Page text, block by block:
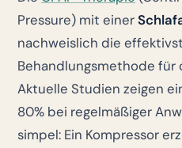
Pressure) mit einer
nachweislich die
Behandlungsmethode
Aktuelle Studien zeigen
80% bei regelmäßiger
simpel: Ein Kompressor